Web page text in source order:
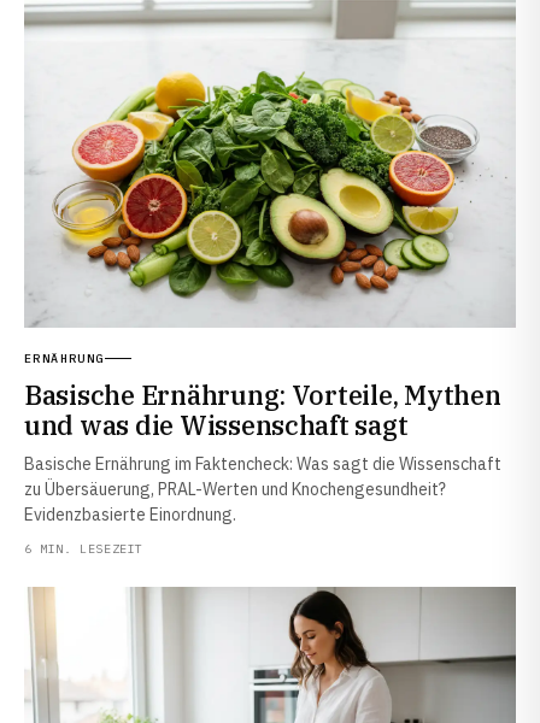
ERNÄHRUNG
Basische Ernährung: Vorteile, Mythen
und was die Wissenschaft sagt
Basische Ernährung im Faktencheck: Was sagt die Wissenschaft
zu Übersäuerung, PRAL-Werten und Knochengesundheit?
Evidenzbasierte Einordnung.
6 MIN. LESEZEIT